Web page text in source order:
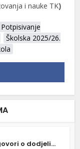
i nauke TK)
Potpisivanje
Školska 2025/26.
o dodjeli...